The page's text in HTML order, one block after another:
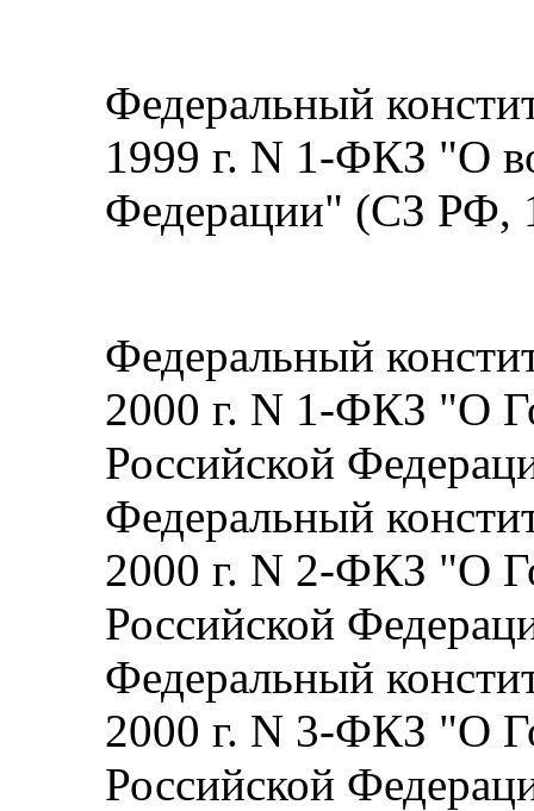
Федеральный
1999 г. N 1-ФКЗ "О
Федерации" (СЗ РФ,
Федеральный
2000 г. N 1-ФКЗ "О
Российской
Федеральный
2000 г. N 2-ФКЗ "О
Российской
Федеральный
2000 г. N 3-ФКЗ "О
Российской